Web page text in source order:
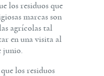
los residuos que
marcas son
agrícolas tal
en una visita al
junio.
los residuos